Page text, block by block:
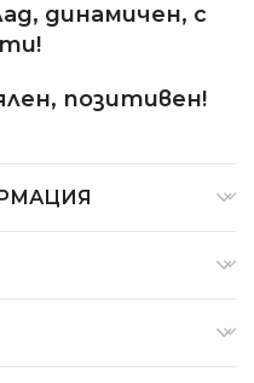
динамичен, с
позитивен!